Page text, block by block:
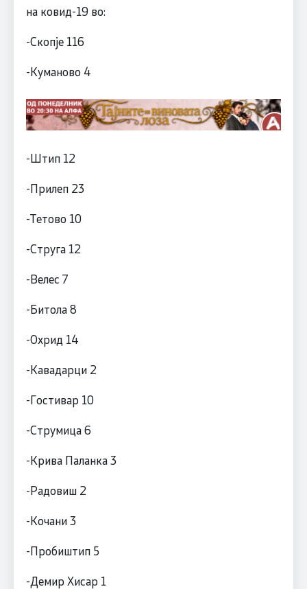
на ковид-19 во:
-Скопје 116
-Куманово 4
-Штип 12
-Прилеп 23
-Тетово 10
-Струга 12
-Велес 7
-Битола 8
-Охрид 14
-Кавадарци 2
-Гостивар 10
-Струмица 6
-Крива Паланка 3
-Радовиш 2
-Кочани 3
-Пробиштип 5
-Демир Хисар 1